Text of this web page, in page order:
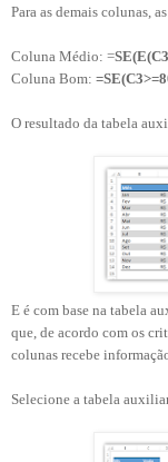
Para as demais colunas,
Coluna Médio: =
Coluna Bom:
O resultado da tabela
E é com base na tabela
que, de acordo com os
colunas recebe
Selecione a tabela